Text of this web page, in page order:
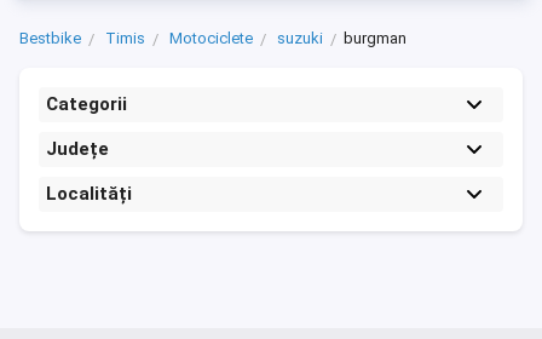
Bestbike Timis Motociclete suzuki burgman
Categorii
Județe
Localități